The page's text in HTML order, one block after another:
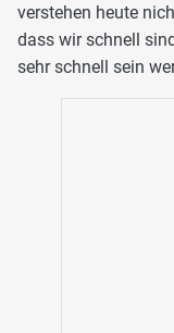
verstehen heute
dass wir schnell
sehr schnell sein